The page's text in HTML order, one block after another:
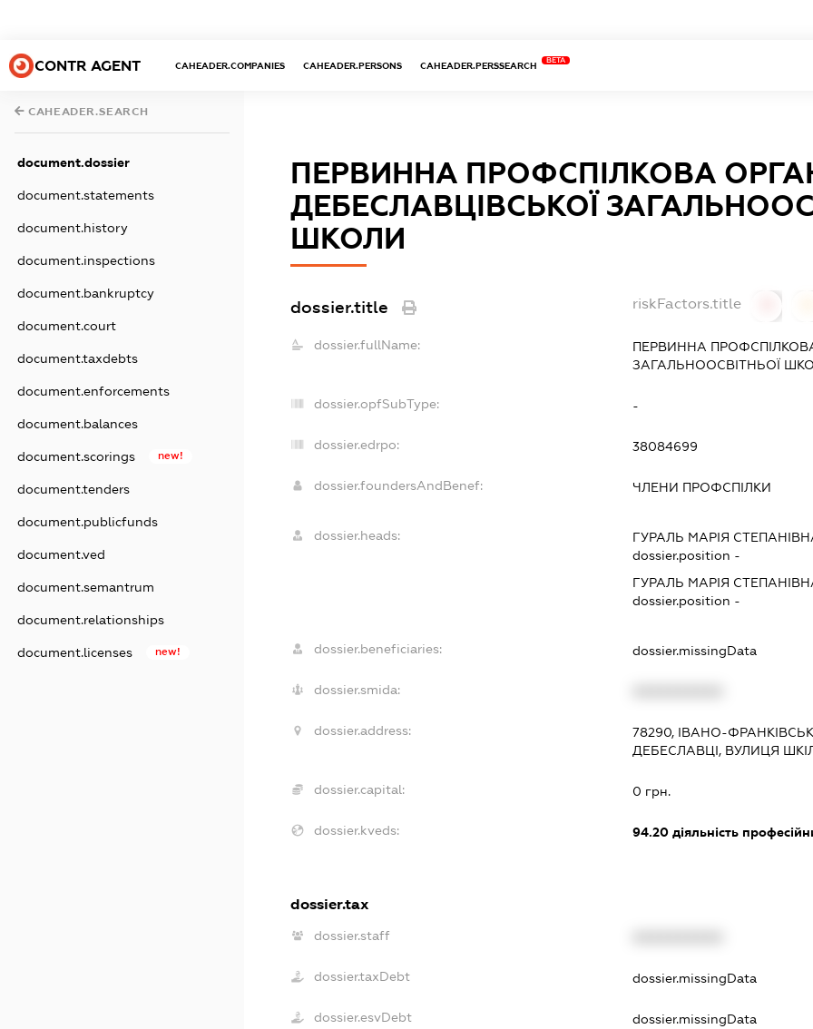
CONTR AGENT CAHEADER.COMPANIES CAHEADER.PERSONS CAHEADER.PERSSEARCH
BETA
CAHEADER.SEARCH
document.dossier
document.statements
document.history
document.inspections
document.bankruptcy
document.court
document.taxdebts
document.enforcements
document.balances
document.scorings new!
document.tenders
document.publicfunds
document.ved
document.semantrum
document.relationships
document.licenses new!
ПЕРВИННА ПРОФСПІЛКОВА
ДЕБЕСЛАВЦІВСЬКОЇ
ШКОЛИ
dossier.title riskFactors.title
dossier.fullName:
ПЕРВИННА
ЗАГАЛЬНООСВІТНЬОЇ
dossier.opfSubType: -
dossier.edrpo: 38084699
dossier.foundersAndBenef: ЧЛЕНИ ПРОФСПІЛКИ
dossier.heads: ГУРАЛЬ МАРІЯ
dossier.position -
ГУРАЛЬ МАРІЯ
dossier.position -
dossier.beneficiaries: dossier.missingData
dossier.smida:
dossier.address:
78290, ІВАНО-
ДЕБЕСЛАВЦІ, ВУЛИЦЯ
dossier.capital: 0 грн.
dossier.kveds: 94.20 діяльність
dossier.tax
dossier.staff
dossier.taxDebt dossier.missingData
dossier.esvDebt dossier.missingData